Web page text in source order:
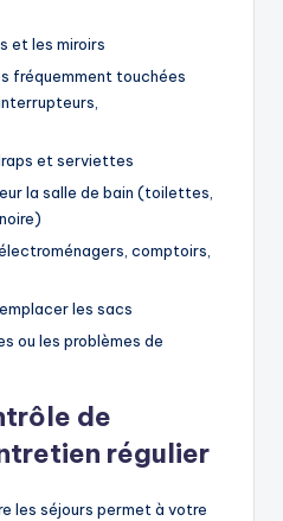
et les miroirs
fréquemment touchées
et serviettes
la salle de bain (toilettes,
comptoirs,
les sacs
ou les problèmes de
de
régulier
les séjours permet à votre